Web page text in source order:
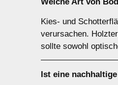
Kies- und
verursachen.
sollte sowohl
Ist eine